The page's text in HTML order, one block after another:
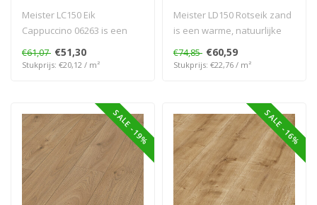
Meister LC150 Eik
Cappuccino 06263 is een
waterbestendige, krasvaste
laminaatvlo..
€61,07 €51,30
Stukprijs: €20,12 / m²
Meister LD150 Rotseik zand
is een warme, natuurlijke
laminaatvloer met zandtint...
€74,85 €60,59
Stukprijs: €22,76 / m²
SALE -19% SALE -16%